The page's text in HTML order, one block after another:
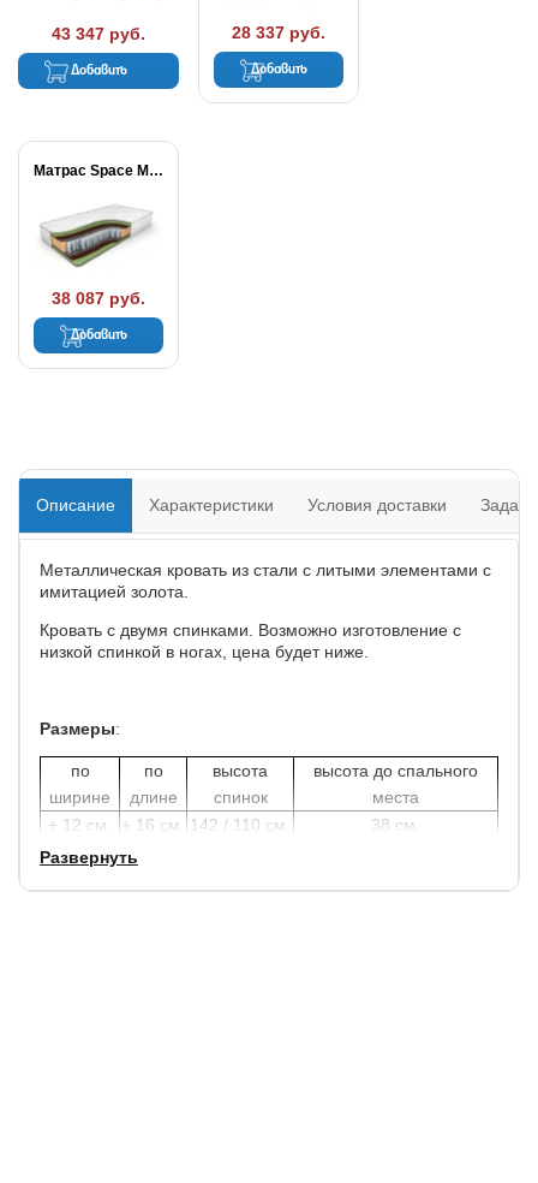
43 347 руб.
Добавить
28 337 руб.
Добавить
Матрас Space Massage...
38 087 руб.
Добавить
Описание Характеристики Условия доставки
Металлическая кровать из стали с литыми элементами с
имитацией золота.
Кровать с двумя спинками. Возможно изготовление с
низкой спинкой в ногах, цена будет ниже.
Размеры:
по
ширине
по
длине
высота
спинок
высота до спального
места
+ 12 см.
+ 16 см. 142 / 110 см. 38 см.
Кровати очень прочные и устойчивые. Металлический
Развернуть